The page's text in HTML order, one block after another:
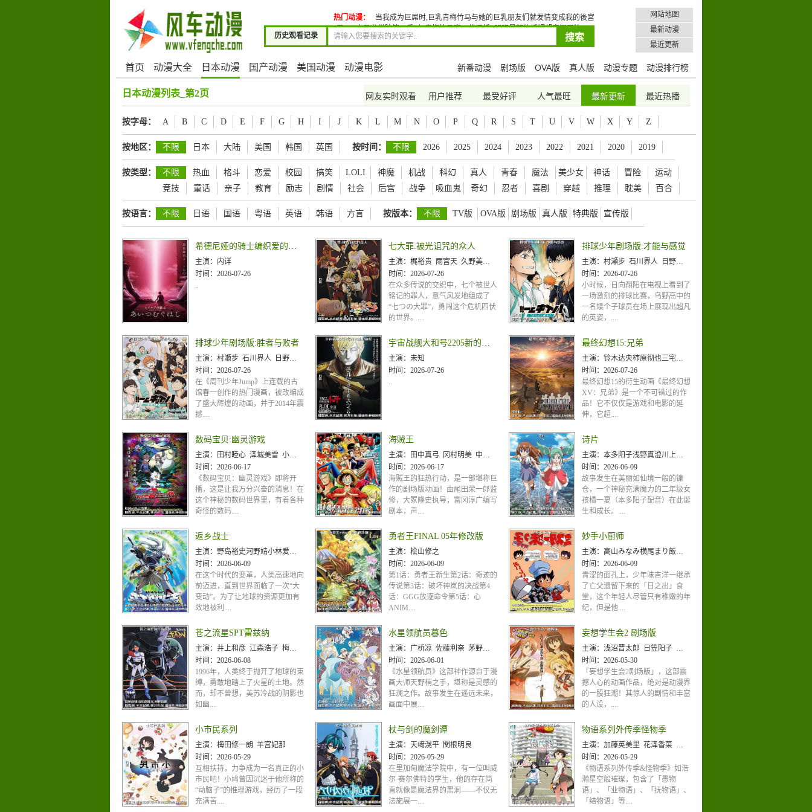
历史观看记录
热门动漫：
当我成为巨屌时,巨乳青梅竹马与她的巨乳朋友们就发情变成我的後宫
了!!2 宝贝龙学院第二季 与青梅竹马富二代闪婚~明明是契约婚姻却宠溺无比!?~5
小说家的调教法小说家系列 魔剑姬
网站地图
最新动漫
最近更新
首页 动漫大全 日本动漫 国产动漫 美国动漫 动漫电影 新番动漫 剧场版 OVA版 真人版 动漫专题 动漫排行榜
日本动漫列表_第2页 最近热播
最新更新
人气最旺
最受好评
用户推荐
网友实时观看
按字母： A B C D E F G H I J K L M N O P Q R S T U V W X Y Z
按地区： 不限 日本 大陆 美国 韩国 英国 按时间： 不限 2026 2025 2024 2023 2022 2021 2020 2019
按类型： 不限 热血 格斗 恋爱 校园 搞笑 LOLI 神魔 机战 科幻 真人 青春 魔法 美少女 神话 冒险
运动
竞技
童话 亲子 教育 励志 剧情 社会 后宫 战争 吸血鬼 奇幻 忍者 喜剧 穿越 推理 耽美 百合
按语言： 不限 日语 国语 粤语 英语 韩语 方言 按版本： 不限 TV版 OVA版 剧场版 真人版 特典版 宣传版
希德尼娅的骑士编织爱的行星
主演：
内详
时间： 2026-07-26
..
七大罪:被光诅咒的众人
主演： 梶裕贵 雨宫天 久野美咲 悠木碧 铃木达央 福山润
时间： 2026-07-26
在众多传说的交织中，七个被世人
铭记的罪人，意气风发地组成了
“七つの大罪”，勇闯这个危机四伏
的世界。....
排球少年剧场版:才能与感觉
主演： 村瀬步 石川界人 日野聪 入野自由 林勇 细谷佳正 冈本信彦 内山昂辉
时间： 2026-07-26
小时候，日向翔阳在电视上看到了
一场激烈的排球比赛，乌野高中的
一名矮个子球员在场上展现出超凡
的英姿，....
排球少年剧场版:胜者与败者
主演： 村瀬步 石川界人 日野聪 入野自由 林勇 细谷佳正 冈本信彦 内山昂辉
时间： 2026-07-26
在《周刊少年Jump》上连载的古
馆春一创作的热门漫画，被改编成
了盛大辉煌的动画，并于2014年震
撼....
宇宙战舰大和号2205新的旅程
主演： 未知
时间： 2026-07-26
..
最终幻想15:兄弟
主演： 铃木达央柿原彻也三宅健太宫野真守
时间： 2026-07-26
最终幻想15的衍生动画《最终幻想
XV：兄弟》是一个不可错过的作
品！它不仅仅是游戏和电影的延
伸，它超....
数码宝贝:幽灵游戏
主演：
田村睦心 泽城美雪 小林优 中井和哉 石田彰 岛村侑
时间： 2026-06-17
《数码宝贝：幽灵游戏》即将开
播，这是让我万分兴奋的消息！在
这个神秘的数码世界里，有着各种
奇怪的数码....
海贼王
主演：
田中真弓 冈村明美 中井和哉 山口胜平 平田广明 大谷育江 山口由里子 矢尾一树 长岛雄一 池田秀一
时间： 2026-06-17
海贼王的狂热行动，是一部堪称巨
作的剧场版动画！由尾田荣一郎监
修，大冢隆史执导，富冈淳广编写
剧本，声....
诗片
主演： 本多阳子浅野真澄川上伦子长谷优里奈
时间： 2026-06-09
故事发生在美丽如仙境一般的镰
仓，一个神秘充满魔力的二年级女
孩橘一夏（本多阳子配音）在此诞
生和成长。....
返乡战士
主演： 野岛裕史河野靖小林爱鬼头典子
时间： 2026-06-09
在这个时代的变革，人类高速地向
前迈进，直到世界面临了一次“大
变动”。为了让地球的资源更加有
效地被利....
勇者王FINAL 05年修改版
主演： 桧山修之
时间： 2026-06-09
第1话：勇者王新生第2话：奇迹的
传说第3话：破坏神岚的决战第4
话：GGG放逐命令第5话：心
ANIM....
妙手小厨师
主演： 高山みなみ横尾まり飯塚昭三
时间： 2026-06-09
青涩的面孔上，少年味吉洋一继承
了亡父遗留下来的「日之出」食
堂，这个年轻人尽管只有稚嫩的年
纪，但是他....
苍之流星SPT雷兹纳
主演： 井上和彦 江森浩子 梅津秀行 鸟海胜美 平野文 鹿股裕司 户田惠子 藤城裕士
时间： 2026-06-08
1996年，人类终于抛开了地球的束
缚，勇敢地踏上了火星的土地。然
而，却不曾想，美苏冷战的阴影也
如幽....
水星领航员暮色
主演： 广桥凉 佐藤利奈 茅野爱衣
时间： 2026-06-01
《水星领航员》这部神作源自于漫
画大师天野梢之手，堪称是灵感的
狂澜之作。故事发生在遥远未来，
画面中展....
妄想学生会2 剧场版
主演： 浅沼晋太郎 日笠阳子 佐藤聪美 矢作纱友里 下田麻美 小林优 小见川千明 新井里美 加藤英美里 田村
时间： 2026-05-30
「妄想学生会2剧场版」，这部震
撼人心的动画作品，绝对是动漫界
的一股狂潮！其惊人的剧情和丰富
的人设，....
小市民系列
主演： 梅田修一朗 羊宫妃那
时间： 2026-05-29
互相扶持，力争成为一名真正的小
市民吧！小鸠曾因沉迷于他所称的
“动脑子”的推理游戏，经历了一段
充满苦....
杖与剑的魔剑谭
主演： 天﨑滉平 関根明良
时间： 2026-05-29
在里加甸魔法学院中，有一位叫威
尔·赛尔佛特的学生，他的存在简
直就像是魔法界的黑洞——不仅无
法施展一....
物语系列外传季怪物季
主演： 加藤英美里 花泽香菜 井口裕香 早见沙织
时间： 2026-05-29
《物语系列外传季&怪物季》如浩
瀚星空般璀璨，包含了「愚物
语」、「业物语」、「抚物语」、
「结物语」等....